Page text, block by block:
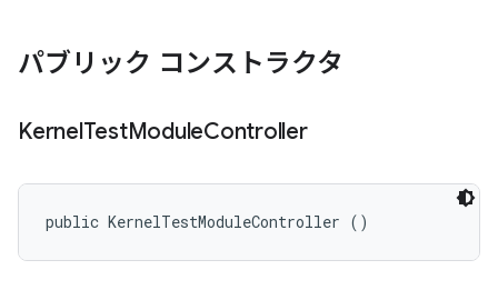
パブリック コンストラクタ
KernelTestModuleController
public KernelTestModuleController ()